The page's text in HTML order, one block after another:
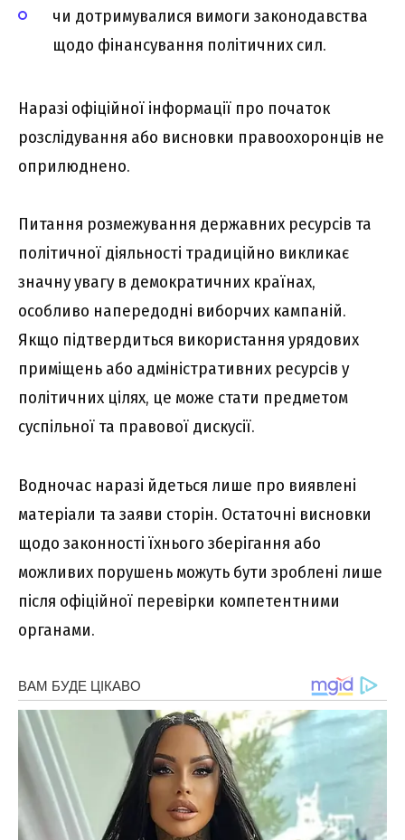
чи дотримувалися вимоги законодавства
щодо фінансування політичних сил.
Наразі офіційної інформації про початок
розслідування або висновки правоохоронців не
оприлюднено.
Питання розмежування державних ресурсів та
політичної діяльності традиційно викликає
значну увагу в демократичних країнах,
особливо напередодні виборчих кампаній.
Якщо підтвердиться використання урядових
приміщень або адміністративних ресурсів у
політичних цілях, це може стати предметом
суспільної та правової дискусії.
Водночас наразі йдеться лише про виявлені
матеріали та заяви сторін. Остаточні висновки
щодо законності їхнього зберігання або
можливих порушень можуть бути зроблені лише
після офіційної перевірки компетентними
органами.